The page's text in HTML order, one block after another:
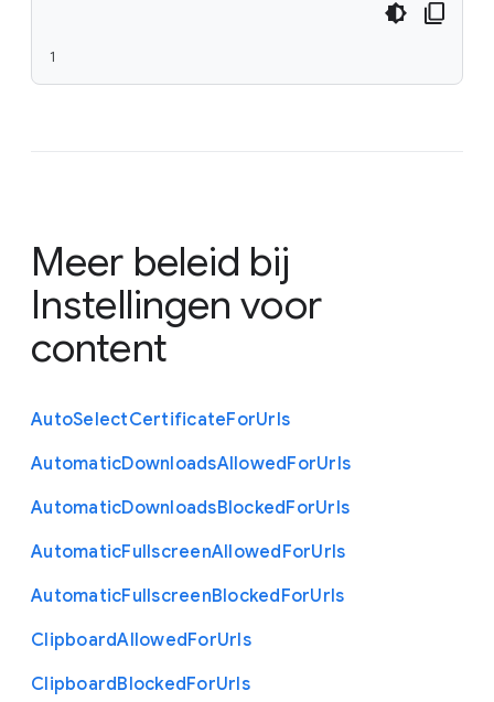
1
Meer beleid bij
Instellingen voor
content
AutoSelectCertificateForUrls
AutomaticDownloadsAllowedForUrls
AutomaticDownloadsBlockedForUrls
AutomaticFullscreenAllowedForUrls
AutomaticFullscreenBlockedForUrls
ClipboardAllowedForUrls
ClipboardBlockedForUrls